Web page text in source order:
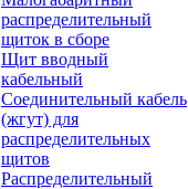
распределительный
щиток в сборе
Щит вводный
кабельный
Соединительный кабель
(жгут) для
распределительных
щитов
Распределительный